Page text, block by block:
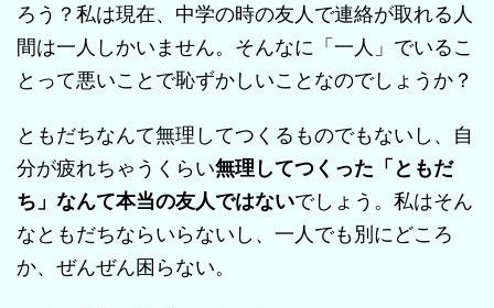
ろう？私は現在、中学の時の友人で連絡が取れる人
間は一人しかいません。そんなに「一人」でいるこ
とって悪いことで恥ずかしいことなのでしょうか？
ともだちなんて無理してつくるものでもないし、自
分が疲れちゃうくらい無理してつくった「ともだ
ち」なんて本当の友人ではないでしょう。私はそん
なともだちならいらないし、一人でも別にどころ
か、ぜんぜん困らない。